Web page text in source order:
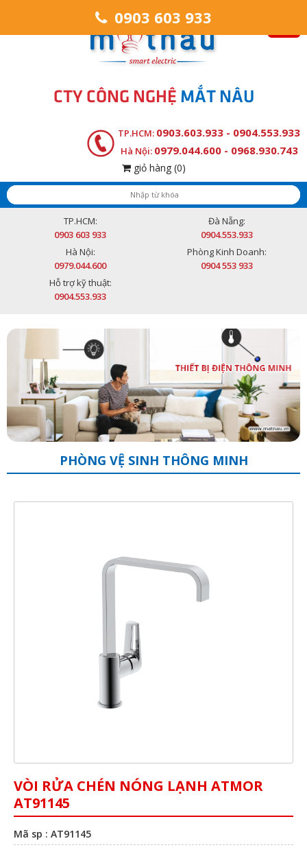
CTY CÔNG NGHỆ MẮT NÂU
TP.HCM: 0903.603.933 - 0904.553.933
Hà Nội: 0979.044.600 - 0968.930.743
giỏ hàng (0)
TP.HCM:
0903 603 933
Đà Nẵng:
0904.553.933
Hà Nội:
0979.044.600
Phòng Kinh Doanh:
0904 553 933
Hỗ trợ kỹ thuật:
0904.553.933
PHÒNG VỆ SINH THÔNG MINH
VÒI RỬA CHÉN NÓNG LẠNH ATMOR
AT91145
Mã sp : AT91145
0903 603 933